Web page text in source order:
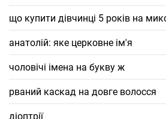
що купити дівчинці 5 років на
анатолій: яке церковне ім'я
чоловічі імена на букву ж
рваний каскад на довге волосся
діоптрії